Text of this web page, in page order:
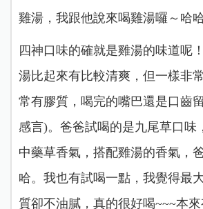
雞湯，我跟他說來喝雞湯囉～哈
四神口味的確就是雞湯的味道呢
湯比起來有比較清爽，但一樣非
常有膠質，喝完的嘴巴還是口齒
感言)。爸爸試喝的是九尾草口味
中藥草香氣，搭配雞湯的香氣，
哈。我也有試喝一點，我覺得最
質卻不油膩，真的很好喝~~~本